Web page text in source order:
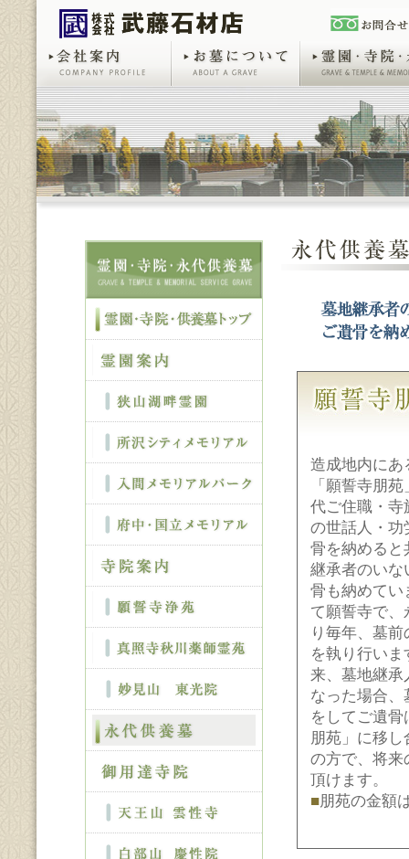
造成地内にあ
「願誓寺朋
代ご住職・寺
の世話人・功
骨を納めると
継承者のいな
骨も納めてい
て願誓寺で、
り毎年、墓
を執り行いま
来、墓地継承
なった場合、
をしてご遺骨
朋苑」に移
の方で、将来
頂けます。
■朋苑の金額